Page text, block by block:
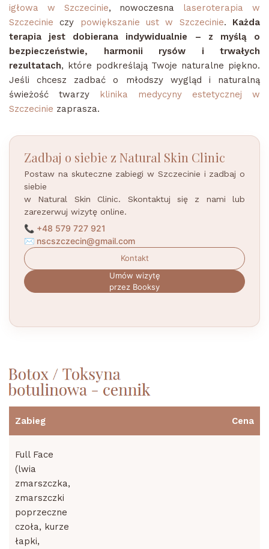
igłowa w Szczecinie, nowoczesna laseroterapia w
Szczecinie czy powiększanie ust w Szczecinie. Każda
terapia jest dobierana indywidualnie – z myślą o
bezpieczeństwie, harmonii rysów i trwałych
rezultatach, które podkreślają Twoje naturalne piękno.
Jeśli chcesz zadbać o młodszy wygląd i naturalną
świeżość twarzy klinika medycyny estetycznej w
Szczecinie zaprasza.
Zadbaj o siebie z Natural Skin Clinic
Postaw na skuteczne zabiegi w Szczecinie i zadbaj o
siebie
w Natural Skin Clinic. Skontaktuj się z nami lub
zarezerwuj wizytę online.
📞 +48 579 727 921
✉️ nscszczecin@gmail.com
Kontakt
Umów wizytę
przez Booksy
Zabieg Cena
Full Face
(lwia
zmarszczka,
zmarszczki
poprzeczne
czoła, kurze
łapki,